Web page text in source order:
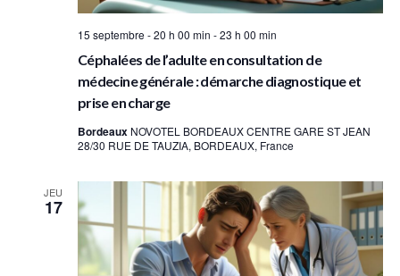
Céphalées de l’adulte en consultation de
médecine générale : démarche diagnostique et
prise en charge
15 septembre - 20 h 00 min -23 h 00 min
Bordeaux NOVOTEL BORDEAUX CENTRE GARE ST JEAN
28/30 RUE DE TAUZIA, BORDEAUX, France
JEU
17